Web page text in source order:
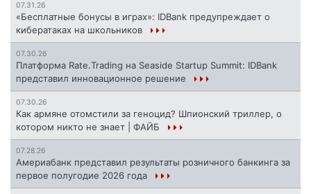
07.31.26
«Бесплатные бонусы в играх»: IDBank предупреждает о
кибератаках на школьников
07.30.26
Платформа Rate.Trading на Seaside Startup Summit: IDBank
представил инновационное решение
07.30.26
Как армяне отомстили за геноцид? Шпионский триллер, о
котором никто не знает | ФАЙБ
07.28.26
Америабанк представил результаты розничного банкинга за
первое полугодие 2026 года